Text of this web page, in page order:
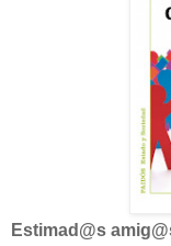
Estimad@s